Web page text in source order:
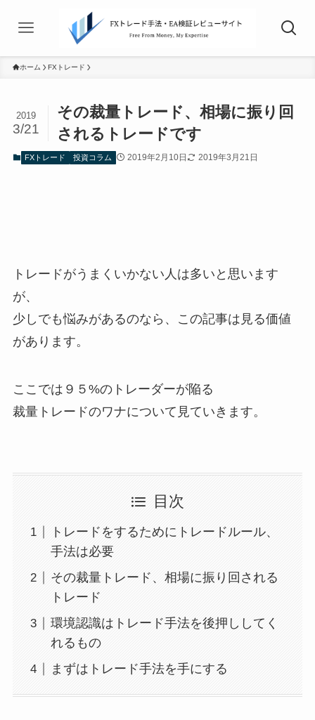
ホーム FXトレード
その裁量トレード、相場に振り回
されるトレードです
2019
3/21
FXトレード 投資コラム 2019年2月10日 2019年3月21日
トレードがうまくいかない人は多いと思います
が、
少しでも悩みがあるのなら、この記事は見る価値
があります。
ここでは９５%のトレーダーが陥る
裁量トレードのワナについて見ていきます。
目次
トレードをするためにトレードルール、
手法は必要
その裁量トレード、相場に振り回される
トレード
環境認識はトレード手法を後押ししてく
れるもの
まずはトレード手法を手にする